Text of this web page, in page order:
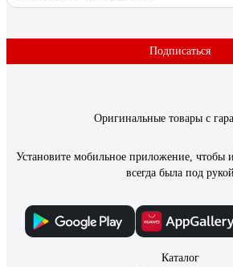
Подписаться
Оригинальные товары с
Установите мобильное приложение, чтобы
всегда была под рукой
Каталог